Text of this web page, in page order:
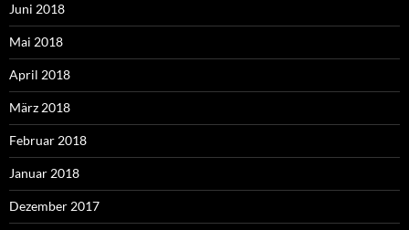
Juni 2018
Mai 2018
April 2018
März 2018
Februar 2018
Januar 2018
Dezember 2017